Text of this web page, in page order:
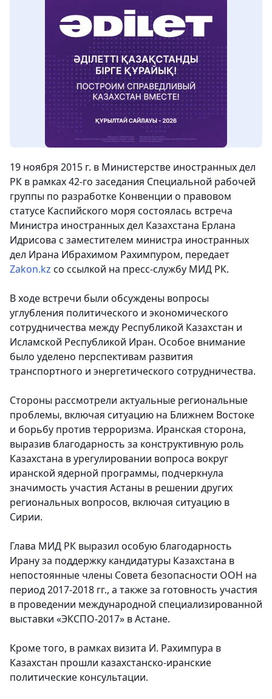
19 ноября 2015 г. в Министерстве иностранных дел
РК в рамках 42-го заседания Специальной рабочей
группы по разработке Конвенции о правовом
статусе Каспийского моря состоялась встреча
Министра иностранных дел Казахстана Ерлана
Идрисова с заместителем министра иностранных
дел Ирана Ибрахимом Рахимпуром, передает
Zakon.kz со ссылкой на пресс-службу МИД РК.
В ходе встречи были обсуждены вопросы
углубления политического и экономического
сотрудничества между Республикой Казахстан и
Исламской Республикой Иран. Особое внимание
было уделено перспективам развития
транспортного и энергетического сотрудничества.
Стороны рассмотрели актуальные региональные
проблемы, включая ситуацию на Ближнем Востоке
и борьбу против терроризма. Иранская сторона,
выразив благодарность за конструктивную роль
Казахстана в урегулировании вопроса вокруг
иранской ядерной программы, подчеркнула
значимость участия Астаны в решении других
региональных вопросов, включая ситуацию в
Сирии.
Глава МИД РК выразил особую благодарность
Ирану за поддержку кандидатуры Казахстана в
непостоянные члены Совета безопасности ООН на
период 2017-2018 гг., а также за готовность участия
в проведении международной специализированной
выставки «ЭКСПО-2017» в Астане.
Кроме того, в рамках визита И. Рахимпура в
Казахстан прошли казахстанско-иранские
политические консультации.